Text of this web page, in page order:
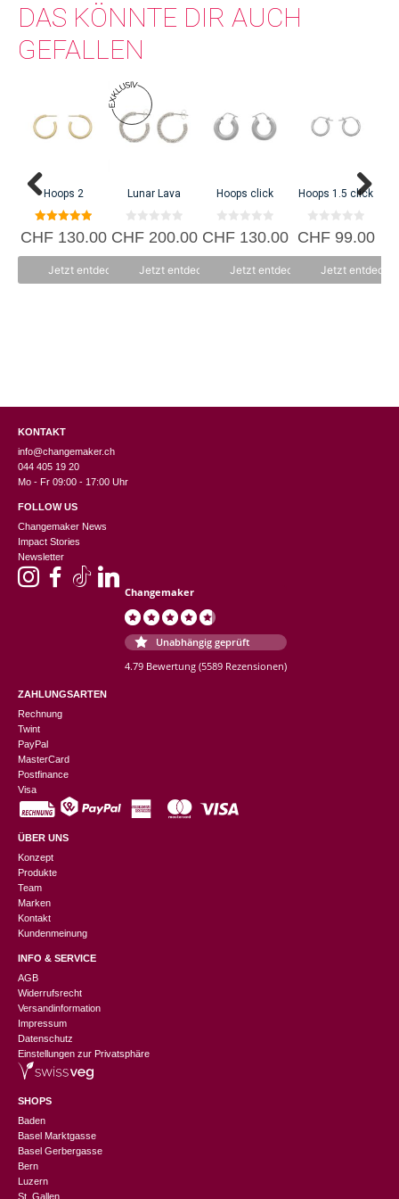
DAS KÖNNTE DIR AUCH
GEFALLEN
Hoops 2
5.00
von 5
CHF130.00
Jetzt entdecken
Lunar Lava
0
v
CHF200.00
Jetzt entdecken
Hoops click
0
v
CHF130.00
Jetzt entdecken
Hoops 1.5 click
0
v
CHF99.00
Jetzt
KONTAKT
info@changemaker.ch
044 405 19 20
Mo - Fr 09:00 - 17:00 Uhr
FOLLOW US
Changemaker News
Impact Stories
Newsletter
Changemaker
Unabhängig geprüft
4.79 Bewertung (5589 Rezensionen)
ZAHLUNGSARTEN
Rechnung
Twint
PayPal
MasterCard
Postfinance
Visa
ÜBER UNS
Konzept
Produkte
Team
Marken
Kontakt
Kundenmeinung
INFO & SERVICE
AGB
Widerrufsrecht
Versandinformation
Impressum
Datenschutz
Einstellungen zur Privatsphäre
SHOPS
Baden
Basel Marktgasse
Basel Gerbergasse
Bern
Luzern
St. Gallen